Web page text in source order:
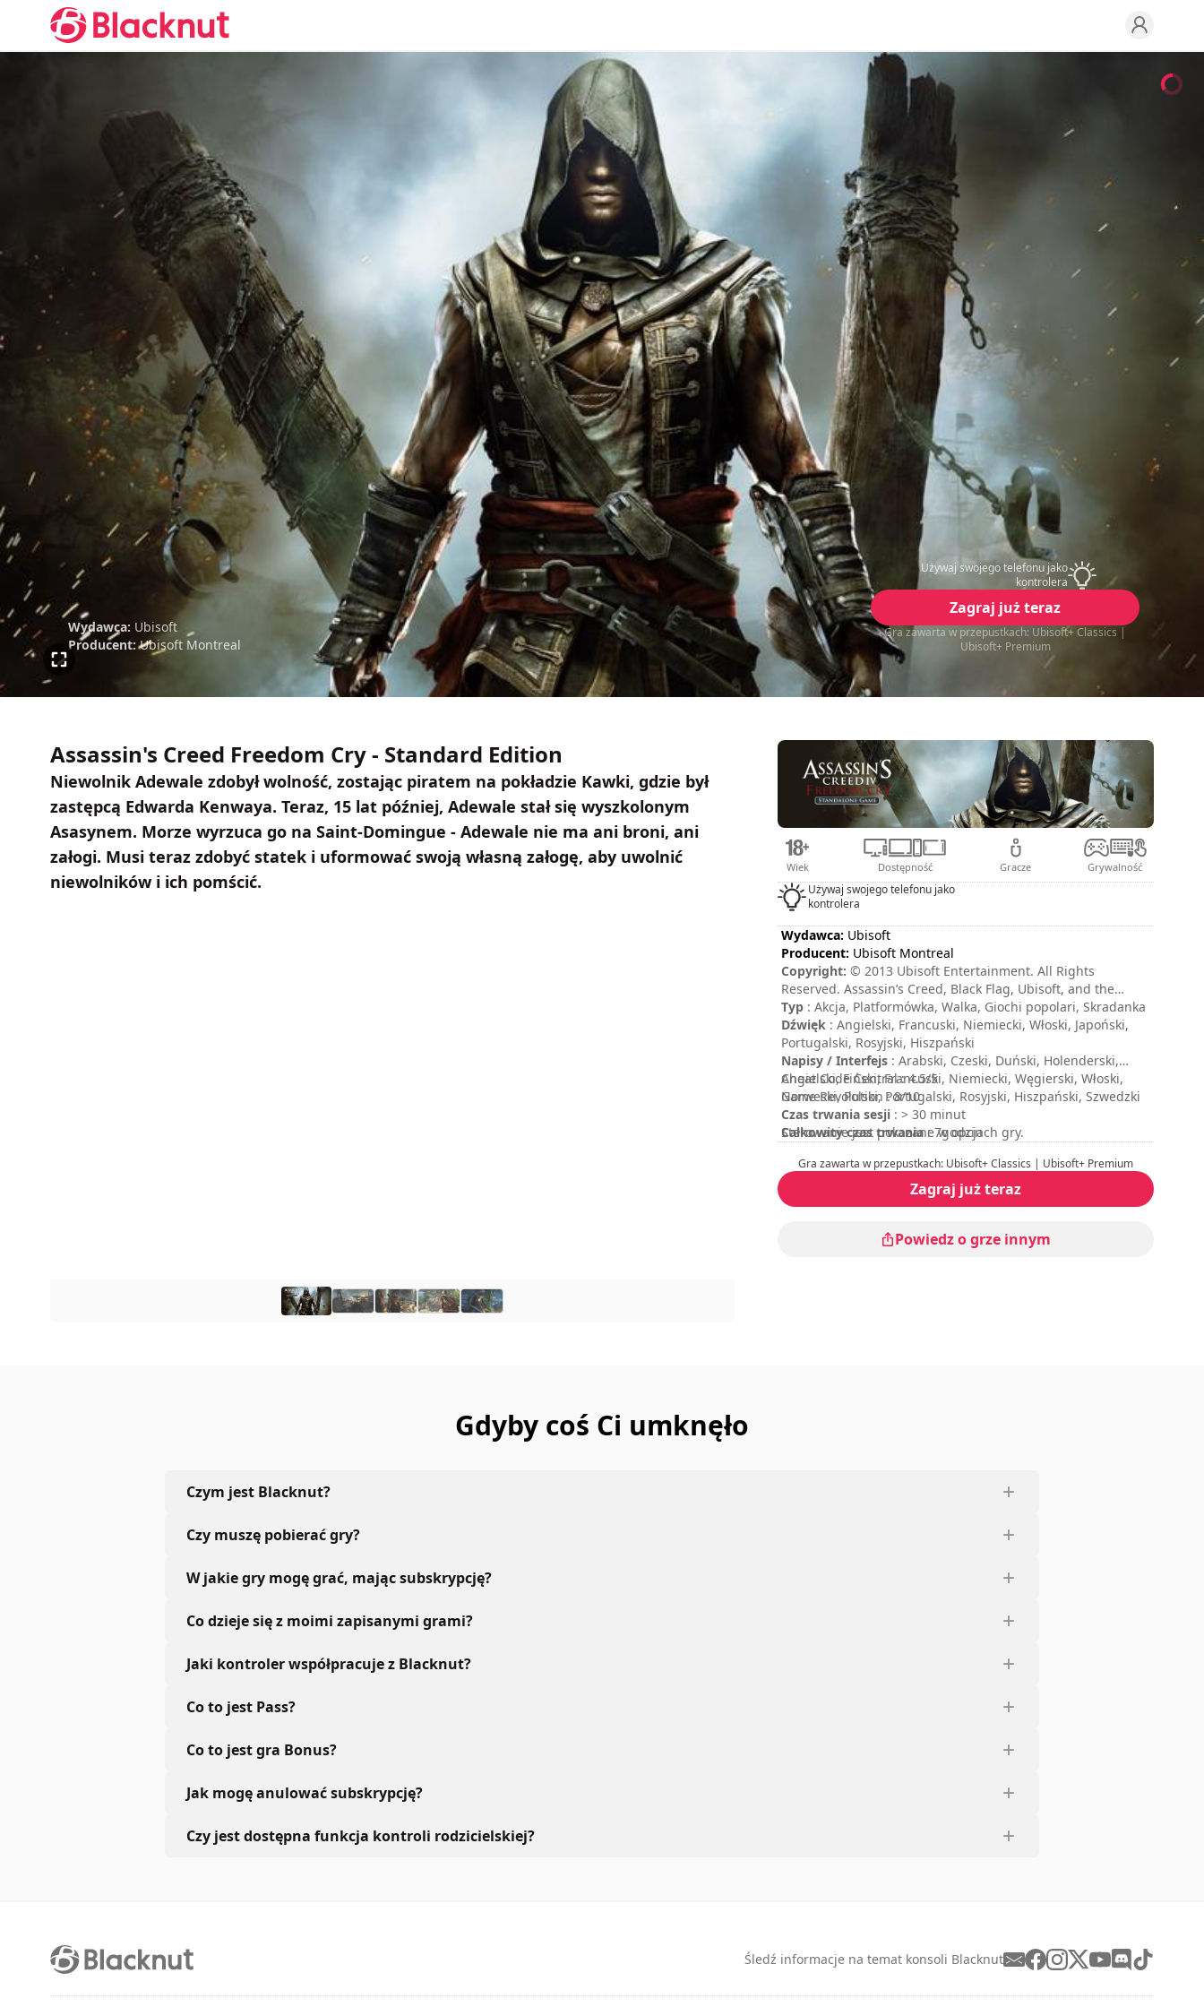
Wydawca: Ubisoft
Producent: Ubisoft Montreal
Używaj swojego telefonu jako
kontrolera
Zagraj już teraz
Gra zawarta w przepustkach: Ubisoft+ Classics |
Ubisoft+ Premium
Assassin's Creed Freedom Cry - Standard Edition
Niewolnik Adewale zdobył wolność, zostając piratem na pokładzie Kawki, gdzie był
zastępcą Edwarda Kenwaya. Teraz, 15 lat później, Adewale stał się wyszkolonym
Asasynem. Morze wyrzuca go na Saint-Domingue - Adewale nie ma ani broni, ani
załogi. Musi teraz zdobyć statek i uformować swoją własną załogę, aby uwolnić
niewolników i ich pomścić.
Wiek Dostępność Gracze Grywalność
Używaj swojego telefonu jako
kontrolera
Wydawca: Ubisoft
Producent: Ubisoft Montreal
Copyright: © 2013 Ubisoft Entertainment. All Rights
Reserved. Assassin’s Creed, Black Flag, Ubisoft, and the
Ubisoft logo are trademarks of Ubisoft Entertainment in the
US and/or other countries.
Typ : Akcja, Platformówka, Walka, Giochi popolari, Skradanka
Dźwięk : Angielski, Francuski, Niemiecki, Włoski, Japoński,
Portugalski, Rosyjski, Hiszpański
Napisy / Interfejs : Arabski, Czeski, Duński, Holenderski,
Angielski, Fiński, Francuski, Niemiecki, Węgierski, Włoski,
Norweski, Polski, Portugalski, Rosyjski, Hiszpański, Szwedzki
Czas trwania sesji : > 30 minut
Całkowity czas trwania: 7godzin
Ocena:
Cheat Code Central : 4.5/5
Game Revolution : 8/10
Sterowanie jest pokazane w opcjach gry.
Gra zawarta w przepustkach: Ubisoft+ Classics | Ubisoft+ Premium
Zagraj już teraz
Powiedz o grze innym
Gdyby coś Ci umknęło
Czym jest Blacknut?
Czy muszę pobierać gry?
W jakie gry mogę grać, mając subskrypcję?
Co dzieje się z moimi zapisanymi grami?
Jaki kontroler współpracuje z Blacknut?
Co to jest Pass?
Co to jest gra Bonus?
Jak mogę anulować subskrypcję?
Czy jest dostępna funkcja kontroli rodzicielskiej?
Śledź informacje na temat konsoli Blacknut